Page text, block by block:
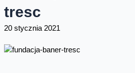
tresc
20 stycznia 2021